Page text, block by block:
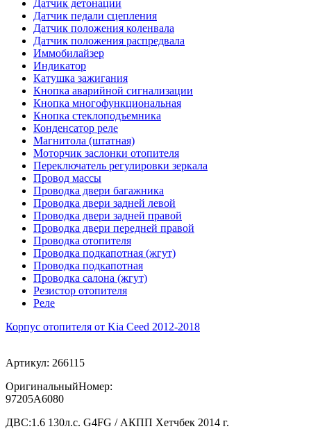
Датчик детонации
Датчик педали сцепления
Датчик положения коленвала
Датчик положения распредвала
Иммобилайзер
Индикатор
Катушка зажигания
Кнопка аварийной сигнализации
Кнопка многофункциональная
Кнопка стеклоподъемника
Конденсатор реле
Магнитола (штатная)
Моторчик заслонки отопителя
Переключатель регулировки зеркала
Провод массы
Проводка двери багажника
Проводка двери задней левой
Проводка двери задней правой
Проводка двери передней правой
Проводка отопителя
Проводка подкапотная (жгут)
Проводка подкапотная
Проводка салона (жгут)
Резистор отопителя
Реле
Корпус отопителя от Kia Ceed 2012-2018
Артикул: 266115
ОригинальныйНомер:
97205A6080
ДВС:1.6 130л.с. G4FG / АКПП Хетчбек 2014 г.